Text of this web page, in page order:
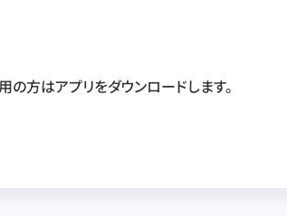
の方はアプリをダウンロードします。